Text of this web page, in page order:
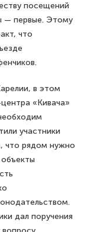
посещений
— первые. Этому
что
в этом
«Кивача»
участники
что рядом нужно
дал поручения